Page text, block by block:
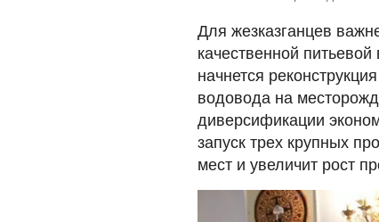
Для жезказганцев
качественной
начнется
водовода на
диверсификации
запуск трех крупных
мест и увеличит рост